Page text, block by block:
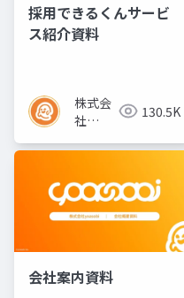
採用できるくんサービ
ス紹介資料
株式会
社
130.5K
会社案内資料